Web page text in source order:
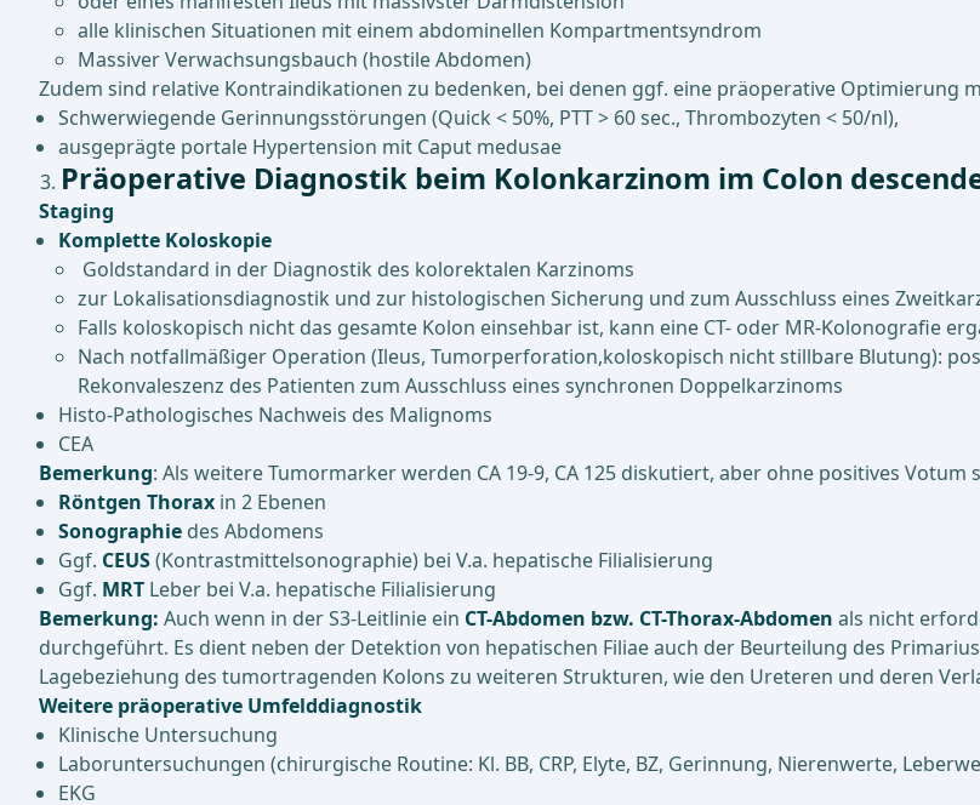
alle klinischen Situationen mit einem abdominellen Kompartmentsyndrom
Massiver Verwachsungsbauch (hostile Abdomen)
Zudem sind relative Kontraindikationen zu bedenken, bei denen ggf. eine präoperative Optimierung
Schwerwiegende Gerinnungsstörungen (Quick < 50%, PTT > 60 sec., Thrombozyten < 50/nl),
ausgeprägte portale Hypertension mit Caput medusae
Präoperative Diagnostik beim Kolonkarzinom im Colon
Staging
Komplette Koloskopie
Goldstandard in der Diagnostik des kolorektalen Karzinoms
zur Lokalisationsdiagnostik und zur histologischen Sicherung und zum Ausschluss eines
Falls koloskopisch nicht das gesamte Kolon einsehbar ist, kann eine CT- oder MR-Kolonografie
Nach notfallmäßiger Operation (Ileus, Tumorperforation,koloskopisch nicht stillbare Blutung):
Rekonvaleszenz des Patienten zum Ausschluss eines synchronen Doppelkarzinoms
Histo-Pathologisches Nachweis des Malignoms
CEA
Bemerkung: Als weitere Tumormarker werden CA 19-9, CA 125 diskutiert, aber ohne positives Votum
Röntgen Thorax in 2 Ebenen
Sonographie des Abdomens
Ggf. CEUS(Kontrastmittelsonographie) bei V.a. hepatische Filialisierung
Ggf. MRT Leber bei V.a. hepatische Filialisierung
Bemerkung: Auch wenn in der S3-Leitlinie ein CT-Abdomen bzw. CT-Thorax-Abdomen als nicht
durchgeführt. Es dient neben der Detektion von hepatischen Filiae auch der Beurteilung des
Lagebeziehung des tumortragenden Kolons zu weiteren Strukturen, wie den Ureteren und deren
Weitere präoperative Umfelddiagnostik
Klinische Untersuchung
Laboruntersuchungen (chirurgische Routine: Kl. BB, CRP, Elyte, BZ, Gerinnung, Nierenwerte,
EKG